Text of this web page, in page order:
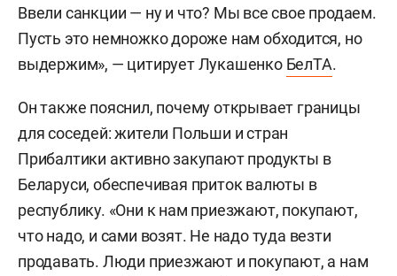
Ввели санкции — ну и что? Мы все свое продаем.
Пусть это немножко дороже нам обходится, но
выдержим», — цитирует Лукашенко БелТА.
Он также пояснил, почему открывает границы
для соседей: жители Польши и стран
Прибалтики активно закупают продукты в
Беларуси, обеспечивая приток валюты в
республику. «Они к нам приезжают, покупают,
что надо, и сами возят. Не надо туда везти
продавать. Люди приезжают и покупают, а нам